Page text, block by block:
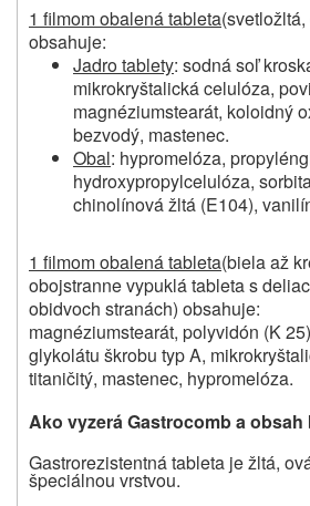
1 filmom obalená tableta
obsahuje:
Jadro tablety: sodná soľ
mikrokryštalická celulóza,
magnéziumstearát, koloidný
bezvodý, mastenec.
Obal: hypromelóza,
hydroxypropylcelulóza,
chinolínová žltá (E104),
1 filmom obalená tableta(biela až
obojstranne vypuklá tableta s
obidvoch stranách) obsahuje:
magnéziumstearát, polyvidón (K
glykolátu škrobu typ A,
titaničitý, mastenec, hypromelóza.
Ako vyzerá Gastrocomb a obsah
Gastrorezistentná tableta je žltá,
špeciálnou vrstvou.